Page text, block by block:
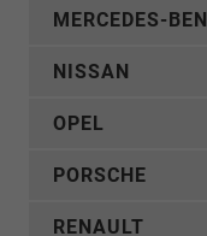
MERCEDES-
NISSAN
OPEL
PORSCHE
RENAULT